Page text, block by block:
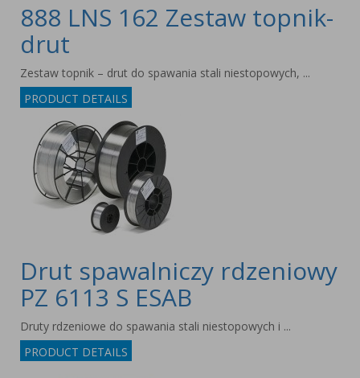
888 LNS 162 Zestaw topnik-
drut
Zestaw topnik – drut do spawania stali niestopowych, ...
PRODUCT DETAILS
Drut spawalniczy rdzeniowy
PZ 6113 S ESAB
Druty rdzeniowe do spawania stali niestopowych i ...
PRODUCT DETAILS